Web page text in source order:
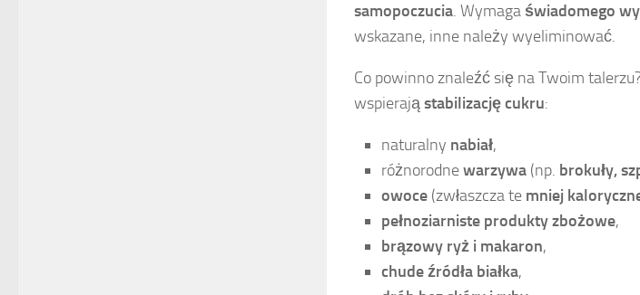
samopoczucia. Wymaga świadomego
wskazane, inne należy wyeliminować.
Co powinno znaleźć się na Twoim
wspierająstabilizację cukru:
naturalny nabiał,
różnorodnewarzywa (np. brokuły,
owoce (zwłaszcza te mniej
pełnoziarniste produkty zbożowe,
brązowy ryż i makaron,
chude źródła białka,